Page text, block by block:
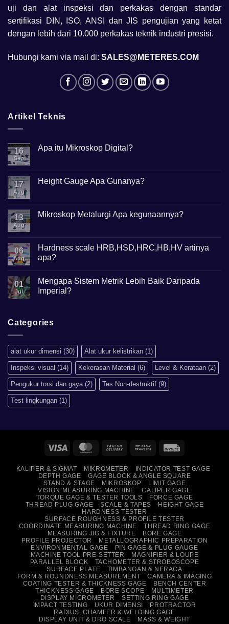
uji dan alat inspeksi dan perkakas dengan standar
sertifikasi DIN, ISO, ANSI dan JIS pengujian yang ketat
dengan lebih dari 10.000 perkakas teknik industri presisi.
Hubungi kami via mail di: SALES@METERES.COM
Artikel Teknis
16
Sep
Apa itu Mikroskop Digital?
Apa
itu
17
Aug
Height Gauge Apa Gunanya?
Height
Gauge
13
Aug
Mikroskop Metalurgi Apa kegunaannya?
Mikroskop
Metalurgi
Apa
06
Aug
Hardness scale HRB,HSD,HRC,HB,HV artinya
apa?
on
Hardness
scale
01
Jul
Mengapa Sistem Metrik Lebih Baik Daripada
Imperial?
Mengapa
Sistem
Baik
Daripada
Imperial?
Categories
alat ukur dimensi (30) Alat ukur kelistrikan (1)
Inspeksi visual (14) Kekerasan Material (6) Level & Kerataan (2)
Pengukur torsi dan gaya (2) Tes Non-destruktif (9)
Test lingkungan (1)
Visa MasterCardCash
Delivery
Bank
KALIPER & SIGMAT MIKROMETER
INDICATOR TEST GAGE
DEPTH GAGE
GAGE BLOCK & ANGLE SQUARE
STAND & STAGE
MIKROSKOP
LIMIT GAGE
VISION MEASURING MACHINE
CALIPER GAGE
TORQUE GAGE & TESTER TOOLS
FORCE GAGE
THREAD PLUG GAGE
SCALE & TAPES
HEIGHT GAGE
HARDNESS TESTER
SURFACE ROUGHNESS & PROFILE TESTER
COORDINATE MEASURING MACHINE
THREAD RING GAGE
MEASURING JIG & FIXTURE
BORE GAGE
PROFILE PROJECTOR
METALLOGRAPHIC PREPARATION
ENVIRONMENTAL GAGE
PIN GAGE & PLUG GAUGE
MACHINE TOOL PRE-SETTER
MAGNIFIER & LOUPE
PARALLEL BLOCK
TACHOMETER & STROBOSCOPE
SURFACE PLATE
TIMBANGAN & NERACA
FORM & ROUNDNESS MEASUREMENT
CAMERA & IMAGING
COATING TESTER & THICKNESS GAGE
BENCH CENTER
THICKNESS GAGE
BORE SCOPE
MULTIMETER
DISPLAY MICROMETER
SETTING RING GAGE
IMPACT TESTING
UKUR DIMENSI
PROTRACTOR
RADIUS, CHAMFER & WELDING GAGE
DISPLAY UNIT & DRO SCALE
MASS & WEIGHT